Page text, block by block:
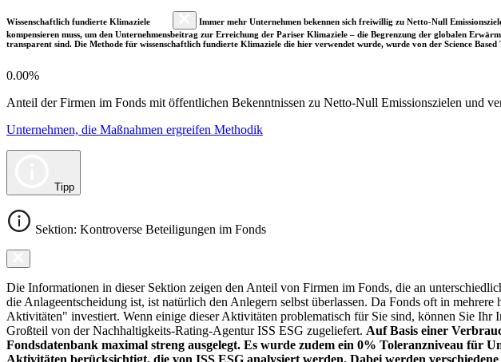
Wissenschaftlich fundierte Klimaziele
Immer mehr Unternehmen bekennen sich freiwillig zu Netto-Null
kompensieren muss, um den Unternehmensbeitrag zur Erreichung der Pariser Klimaziele – die Begrenzung der globalen
transparent sind. Die Methode für wissenschaftlich fundierte Klimaziele die hier verwendet wurde, wurde von der Science
0.00%
Anteil der Firmen im Fonds mit öffentlichen Bekenntnissen zu Netto-Null Emissionszielen und
Unternehmen, die Maßnahmen ergreifen Methodik
Tipp
Sektion: Kontroverse Beteiligungen im Fonds
Die Informationen in dieser Sektion zeigen den Anteil von Firmen im Fonds, die an
die Anlageentscheidung ist, ist natürlich den Anlegern selbst überlassen. Da Fonds oft in
Aktivitäten" investiert. Wenn einige dieser Aktivitäten problematisch für Sie sind, können Sie
Großteil von der Nachhaltigkeits-Rating-Agentur ISS ESG zugeliefert. Auf Basis einer
Fondsdatenbank maximal streng ausgelegt. Es wurde zudem ein 0% Toleranzniveau für
Aktivitäten berücksichtigt, die von ISS ESG analysiert werden. Dabei werden